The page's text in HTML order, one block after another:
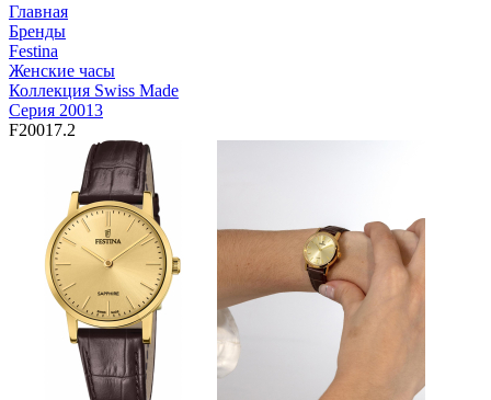
Главная
Бренды
Festina
Женские часы
Коллекция Swiss Made
Серия 20013
F20017.2